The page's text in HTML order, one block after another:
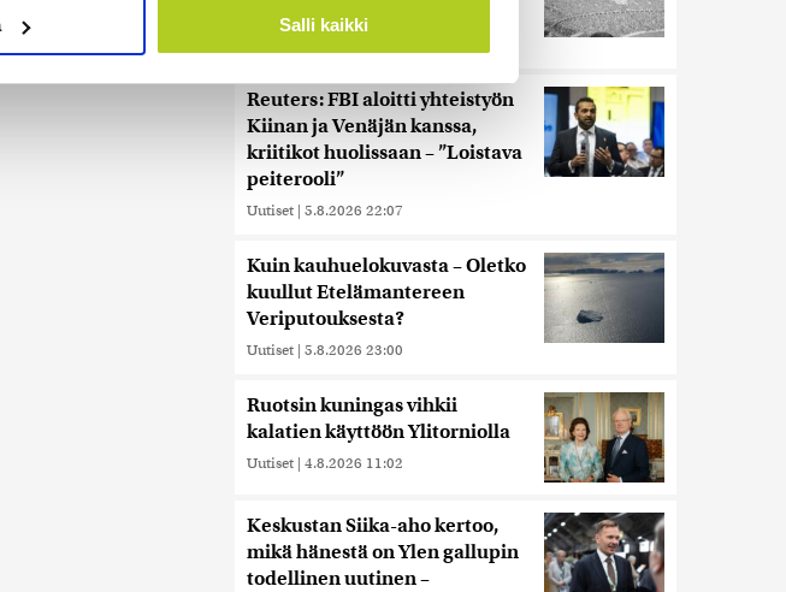
asetuksesi
. Voit muuttaa
sosiaalisen median ominaisuuksien tukemiseen
median, mainosalan ja analytiikka-alan
voivat yhdistää näitä tietoja muihin tietoihin, joita
Tietoja saatetaan myös siirtää ulkomaille.
Salli kaikki
alla kyti
Reuters: FBI aloitti yhteistyön
Kiinan ja Venäjän kanssa,
kriitikot huolissaan – ”Loistava
peiterooli”
Uutiset | 5.8.2026 22:07
Kuin kauhuelokuvasta – Oletko
kuullut Etelämantereen
Veriputouksesta?
Uutiset | 5.8.2026 23:00
Ruotsin kuningas vihkii
kalatien käyttöön Ylitorniolla
Uutiset | 4.8.2026 11:02
Keskustan Siika-aho kertoo,
mikä hänestä on Ylen gallupin
todellinen uutinen –